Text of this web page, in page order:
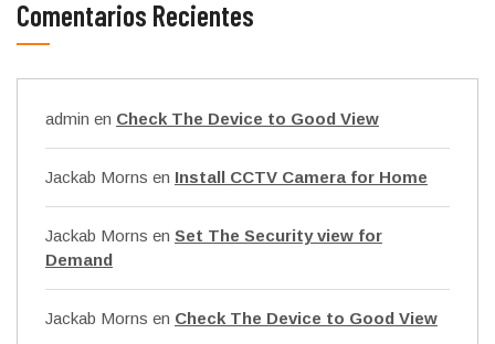
Comentarios Recientes
admin en Check The Device to Good View
Jackab Morns en Install CCTV Camera for Home
Jackab Morns en Set The Security view for
Demand
Jackab Morns en Check The Device to Good View